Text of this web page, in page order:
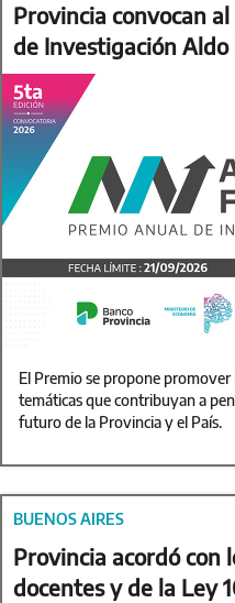
Provincia convocan
de Investigación Aldo
El Premio se propone
temáticas que contribuyan a
futuro de la Provincia y el País.
BUENOS AIRES
Provincia acordó con
docentes y de la Ley